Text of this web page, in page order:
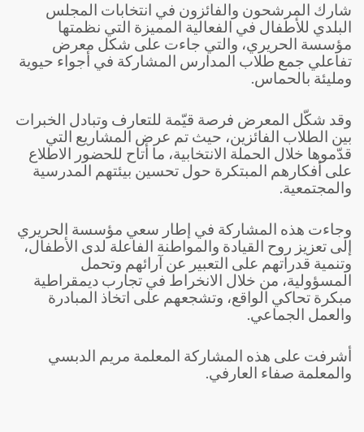
شارك المرشحون والفائزون في انتخابات المجلس
البلدي للأطفال في الفعالية المميزة التي نظمتها
مؤسسة الحريري، والتي جاءت على شكل معرض
تفاعلي جمع طلاب المدارس المشاركة في أجواء حيوية
ومليئة بالحماس.
وقد شكّل المعرض فرصة قيّمة للتعارف وتبادل الخبرات
بين الطلاب الفائزين، حيث تم عرض المشاريع التي
قدّموها خلال الحملة الانتخابية، ما أتاح للحضور الاطلاع
على أفكارهم المبتكرة حول تحسين بيئتهم المدرسية
والمجتمعية.
وجاءت هذه المشاركة في إطار سعي مؤسسة الحريري
إلى تعزيز روح القيادة والمواطنة الفاعلة لدى الأطفال،
وتنمية قدراتهم على التعبير عن آرائهم وتحمل
المسؤولية، من خلال الانخراط في تجارب ديمقراطية
مبكرة تحاكي الواقع، وتشجعهم على اتخاذ المبادرة
والعمل الجماعي.
أشرفت على هذه المشاركة المعلمة مريم الدبسي
والمعلمة صفاء العارفي.